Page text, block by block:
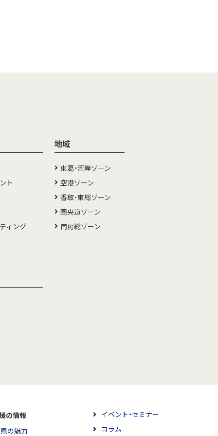
ト
ィング
地域
東葛・湾岸ゾーン
空港ゾーン
香取・東総ゾーン
圏央道ゾーン
南房総ゾーン
の情報
の魅力
イベント・セミナー
コラム